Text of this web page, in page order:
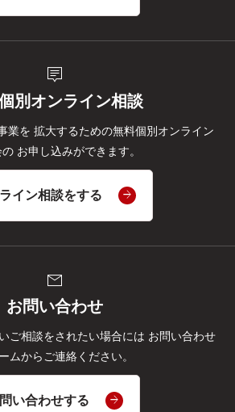
tooltip_2
別オンライン相談
業を 拡大するための無料個別オンライン
の お申し込みができます。
イン相談をする
mail
お問い合わせ
ご相談をされたい場合には お問い合わせ
ムからご連絡ください。
い合わせする